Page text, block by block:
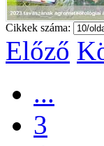
Cikkek száma:
Előző
...
3